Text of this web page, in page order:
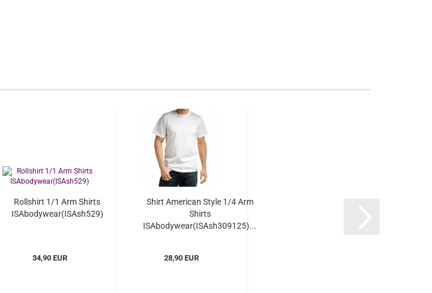
Rollshirt 1/1 Arm Shirts
ISAbodywear(ISAsh529)
34,90 EUR
Shirt American Style 1/4 Arm
Shirts
ISAbodywear(ISAsh309125)...
28,90 EUR